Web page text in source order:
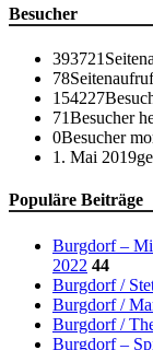
Besucher
393721
78
154227
71Besucher
0Besucher
1. Mai 2019
Populäre Beiträge
Burgdorf –
2022 44
Burgdorf /
Burgdorf /
Burgdorf /
Burgdorf –